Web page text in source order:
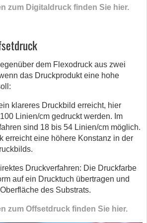
zum Digitaldruck finden Sie hier.
dem Flexodruck aus zwei
das Druckprodukt eine hohe
klareres Druckbild erreicht, hier
Linien/cm gedruckt werden. Im
sind 18 bis 54 Linien/cm möglich.
erreicht eine höhere Konstanz in der
Druckverfahren: Die Druckfarbe
auf ein Drucktuch übertragen und
des Substrats.
zum Offsetdruck finden Sie hier.